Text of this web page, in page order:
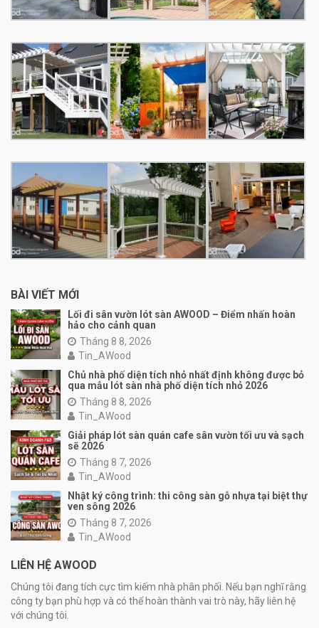
BÀI VIẾT MỚI
Lối đi sân vườn lót sàn AWOOD – Điểm nhấn hoàn
hảo cho cảnh quan
Tháng 8 8, 2026
Tin_AWood
Chủ nhà phố diện tích nhỏ nhất định không được bỏ
qua mẫu lót sàn nhà phố diện tích nhỏ 2026
Tháng 8 8, 2026
Tin_AWood
Giải pháp lót sàn quán cafe sân vườn tối ưu và sạch
sẽ 2026
Tháng 8 7, 2026
Tin_AWood
Nhật ký công trình: thi công sàn gỗ nhựa tại biệt thự
ven sông 2026
Tháng 8 7, 2026
Tin_AWood
LIÊN HỆ AWOOD
Chúng tôi đang tích cực tìm kiếm nhà phân phối. Nếu bạn nghĩ rằng
công ty bạn phù hợp và có thể hoàn thành vai trò này, hãy liên hệ
với chúng tôi.